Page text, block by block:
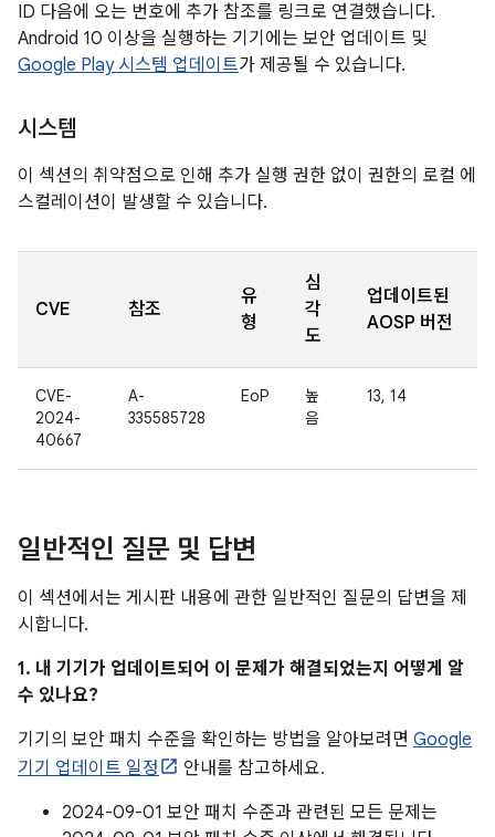
ID 다음에 오는 번호에 추가 참조를 링크로 연결했습니다.
Android 10 이상을 실행하는 기기에는 보안 업데이트 및
Google Play 시스템 업데이트가 제공될 수 있습니다.
시스템
이 섹션의 취약점으로 인해 추가 실행 권한 없이 권한의 로컬 에
스컬레이션이 발생할 수 있습니다.
CVE 참조
유
형
심
각
도
업데이트된
AOSP 버전
CVE-
2024-
40667
A-
335585728
EoP
높
음
13, 14
일반적인 질문 및 답변
이 섹션에서는 게시판 내용에 관한 일반적인 질문의 답변을 제
시합니다.
1. 내 기기가 업데이트되어 이 문제가 해결되었는지 어떻게 알
수 있나요?
기기의 보안 패치 수준을 확인하는 방법을 알아보려면 Google
기기 업데이트 일정
안내를 참고하세요.
2024-09-01 보안 패치 수준과 관련된 모든 문제는